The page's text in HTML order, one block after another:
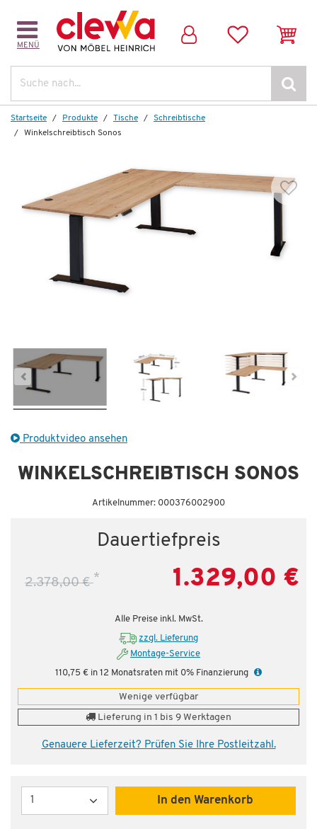
MENÜ
Startseite Produkte Tische
Schreibtische
Winkelschreibtisch Sonos
Produktvideo ansehen
WINKELSCHREIBTISCH SONOS
Artikelnummer: 000376002900
Dauertiefpreis
2.378,00 €* 1.329,00 €
Alle Preise inkl. MwSt.
zzgl. Lieferung
Montage-Service
110,75 € in 12 Monatsraten mit 0% Finanzierung
Wenige verfügbar
Lieferung in 1 bis 9 Werktagen
Genauere Lieferzeit? Prüfen Sie Ihre Postleitzahl.
Menge
In den Warenkorb
Weitere Artikel aus der Serie
Wenige verfügbar